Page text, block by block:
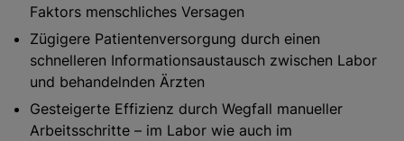
Faktors menschliches Versagen
Zügigere Patientenversorgung durch einen
schnelleren Informationsaustausch zwischen Labor
und behandelnden Ärzten
Gesteigerte Effizienz durch Wegfall manueller
Arbeitsschritte – im Labor wie auch im